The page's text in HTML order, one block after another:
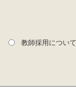
教師採用について